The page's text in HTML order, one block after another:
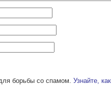
борьбы со спамом.Узнайте,